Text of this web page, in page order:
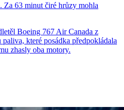
Za 63 minut čiré hrůzy mohla
Boeing 767 Air Canada z
které posádka předpokládala
zhasly oba motory.